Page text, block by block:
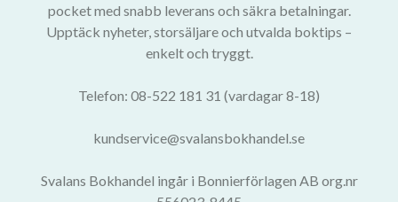
pocket med snabb leverans och säkra betalningar.
Upptäck nyheter, storsäljare och utvalda boktips –
enkelt och tryggt.
Telefon: 08-522 181 31 (vardagar 8-18)
kundservice@svalansbokhandel.se
Svalans Bokhandel ingår i Bonnierförlagen AB org.nr